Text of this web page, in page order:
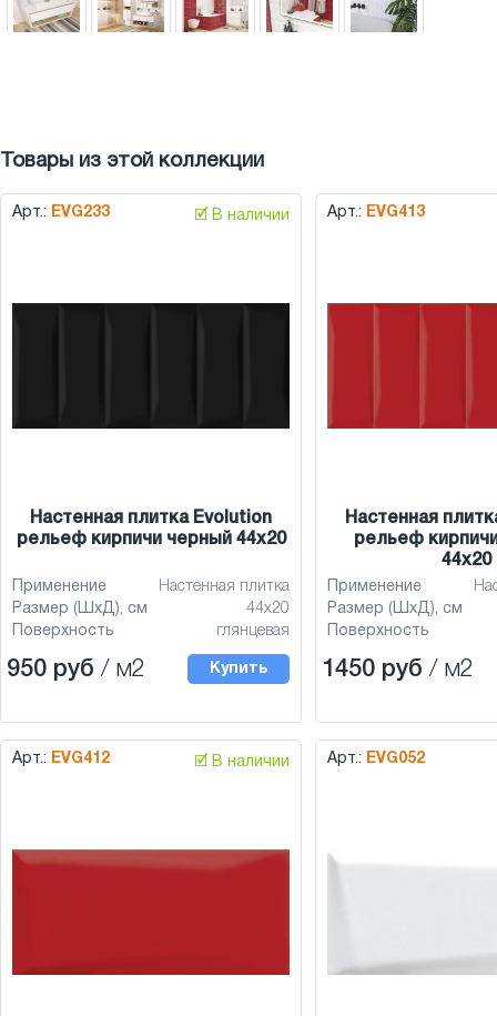
Товары из этой коллекции
Арт.: EVG233 🗹 В наличии
Настенная плитка Evolution
рельеф кирпичи черный 44x20
Применение
Настенная плитка
Размер (ШхД), см
44x20
Поверхность
глянцевая
950 руб / м2 Купить
Арт.: EVG413
Настенная
рельеф
44x20
Применение
Размер (ШхД), см
Поверхность
1450 руб / м2
Арт.: EVG412 🗹 В наличии Арт.: EVG052